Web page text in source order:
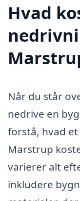
Hvad
Når du står
nedrive en
forstå, hvad
Marstrup
varierer alt
inkludere